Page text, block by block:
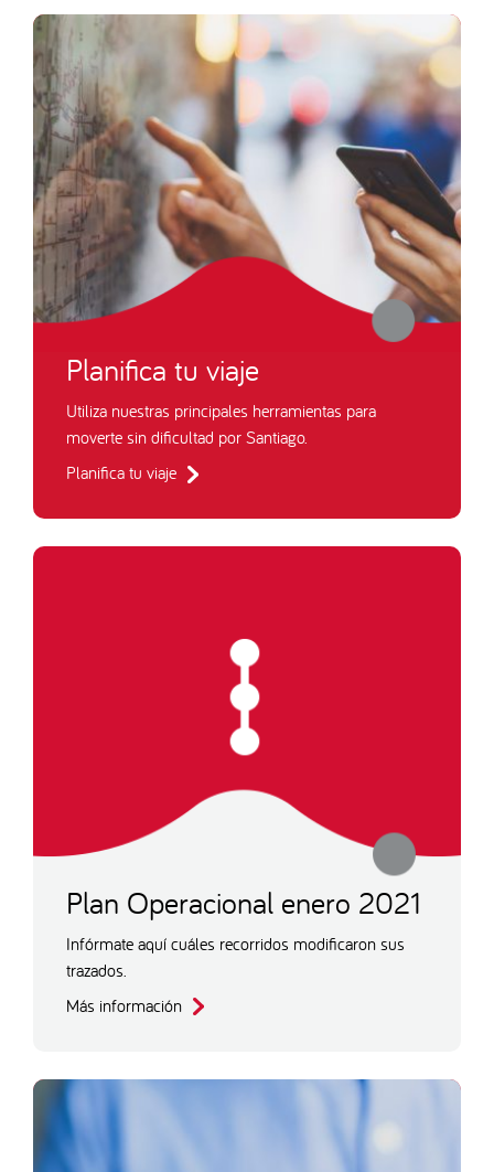
Planifica tu viaje
Utiliza nuestras principales herramientas para
moverte sin dificultad por Santiago.
Planifica tu viaje
Plan Operacional enero 2021
Infórmate aquí cuáles recorridos modificaron sus
trazados.
Más información